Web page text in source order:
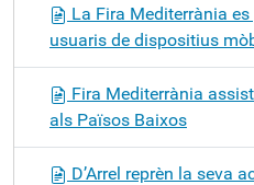
La Fira Mediterrània
usuaris de dispositius
Fira Mediterrània
als Països Baixos
D’Arrel reprèn la seva